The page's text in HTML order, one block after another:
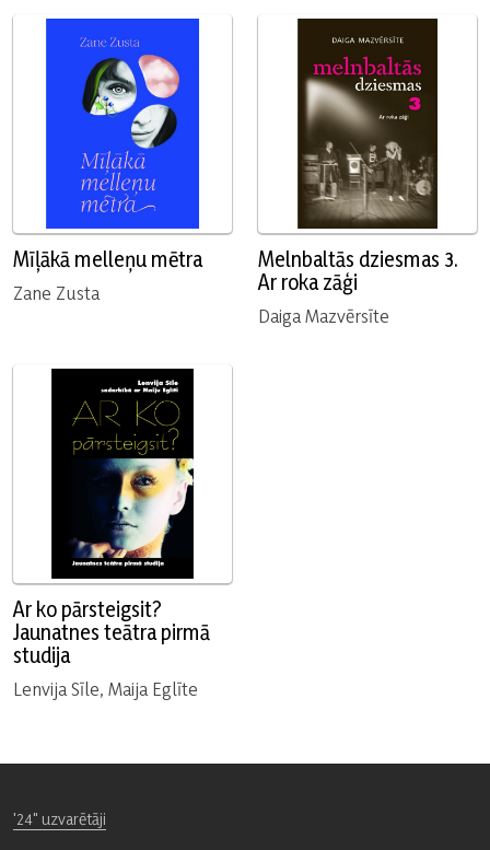
Mīļākā melleņu mētra
Zane Zusta
Melnbaltās dziesmas 3.
Ar roka zāģi
Daiga Mazvērsīte
Ar ko pārsteigsit?
Jaunatnes teātra pirmā
studija
Lenvija Sīle, Maija Eglīte
'24" uzvarētāji